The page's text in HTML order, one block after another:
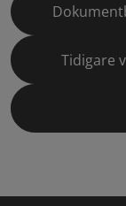
Tidigare